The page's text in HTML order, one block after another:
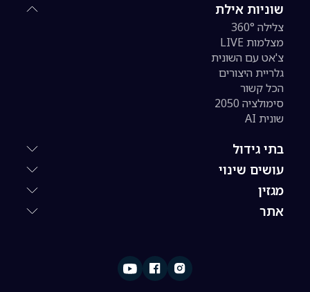
שוניות אילת
צלילה 360°
מצלמות LIVE
צ'אט עם השונית
גלריית היצורים
הכל קשור
סימולציה 2050
שונית AI
בתי גידול
עושים שינוי
מגזין
אתר